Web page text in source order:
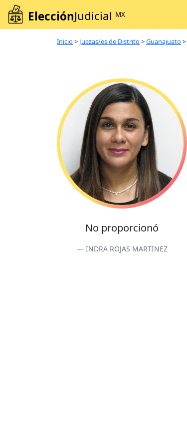
ElecciónJudicial MX
Inicio > Juezas/es de Distrito >Guanajuato >
No proporcionó
INDRA ROJAS MARTINEZ